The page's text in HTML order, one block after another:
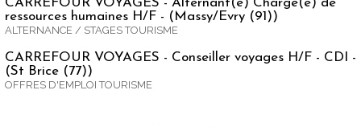
CARREFOUR VOYAGES - Alternant(e) Chargé(e) de
ressources humaines H/F - (Massy/Evry (91))
ALTERNANCE / STAGES TOURISME
CARREFOUR VOYAGES - Conseiller voyages H/F - CDI -
(St Brice (77))
OFFRES D'EMPLOI TOURISME